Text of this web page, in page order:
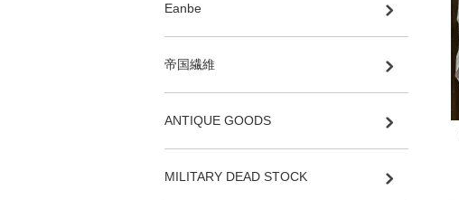
Eanbe
帝国繊維
ANTIQUE GOODS
MILITARY DEAD STOCK